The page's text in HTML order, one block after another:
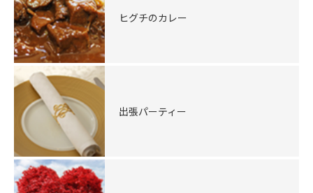
ヒグチのカレー
出張パーティー